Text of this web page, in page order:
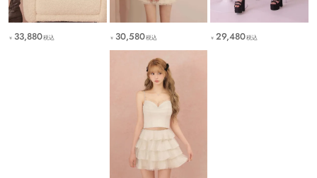
￥ 33,880税込 ￥ 30,580税込 ￥ 29,480税込